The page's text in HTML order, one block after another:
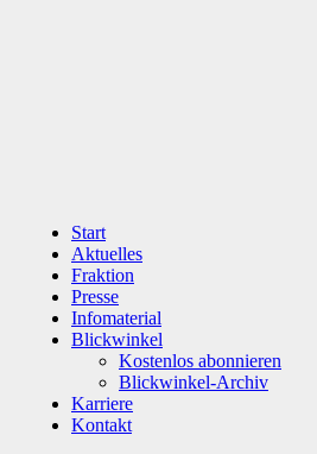
Start
Aktuelles
Fraktion
Presse
Infomaterial
Blickwinkel
Kostenlos abonnieren
Blickwinkel-Archiv
Karriere
Kontakt